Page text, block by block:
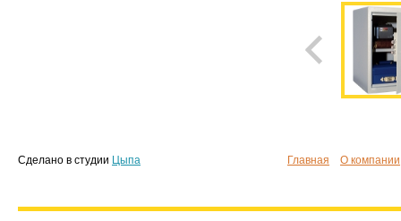
Сделано в студии Цыпа Главная О компании